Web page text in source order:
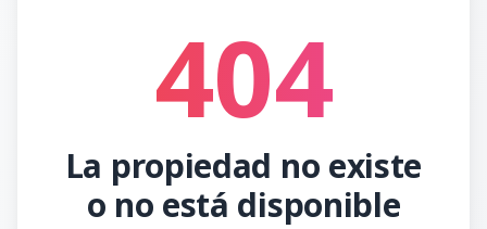
404
La propiedad no existe
o no está disponible